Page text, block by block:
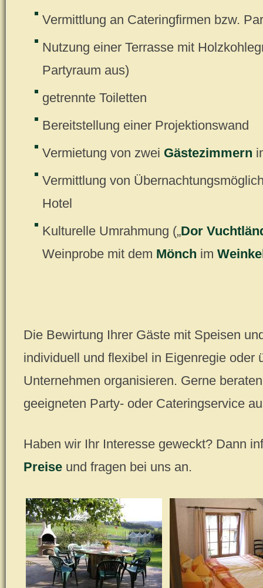
Vermittlung an Cateringfirmen bzw.
Nutzung einer Terrasse mit
Partyraum aus)
getrennte Toiletten
Bereitstellung einer Projektionswand
Vermietung von zwei Gästezimmern
Vermittlung von
Hotel
Kulturelle Umrahmung („Dor
Weinprobe mit dem Mönch im
Die Bewirtung Ihrer Gäste mit Speisen
individuell und flexibel in Eigenregie oder
Unternehmen organisieren. Gerne
geeigneten Party- oder Cateringservice
Haben wir Ihr Interesse geweckt? Dann
Preise und fragen bei uns an.